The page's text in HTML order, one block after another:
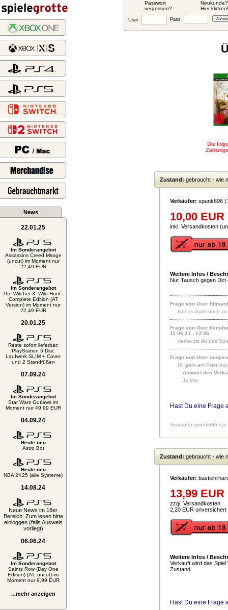
Passwort
vergessen?
Neukunde?
Hier klicken!
User Pass
News
22.01.25
Im Sonderangebot
Assassins Creed Mirage
(uncut) im Moment nur
22,49 EUR
Im Sonderangebot
The Witcher 3: Wild Hunt -
Complete Edition (AT
Version) im Moment nur
22,49 EUR
20.01.25
Reste sofort lieferbar:
PlayStation 5 Disc
Laufwerk SLIM + Cover
und 2 Standfüßen
07.09.24
Im Sonderangebot
Star Wars Outlaws im
Moment nur 49,99 EUR
04.09.24
Heute neu
Astro Bot
Heute neu
NBA 2K25 (alle Systeme)
14.08.24
Neue News im 18er
Bereich. Zum lesen bitte
einloggen (falls Ausweis
vorliegt)
06.06.24
Im Sonderangebot
Saints Row (Day One
Edition) (AT, uncut) im
Moment nur 9,99 EUR
...mehr anzeigen
Die
Zustand:gebraucht - wie
Verkäufer: spunk696 (
10,00 EUR
inkl. Versandkosten
Weitere Infos /
Nur Tausch gegen Dirt
Frage von User
Ist das Spiel noch
Frage von User
11.06.21 - 13:36
Verkaufst du das
Frage von User
Hi, geht am Preis
Antwort des
Ja klar.
Hast Du eine Frage
Verkäufer spunk696 hat
Zustand:gebraucht - wie
Verkäufer:
13,99 EUR
zzgl. Versandkosten
2,20 EUR unversichert
Weitere Infos /
Verkauft wird das
Zustand.
Hast Du eine Frage